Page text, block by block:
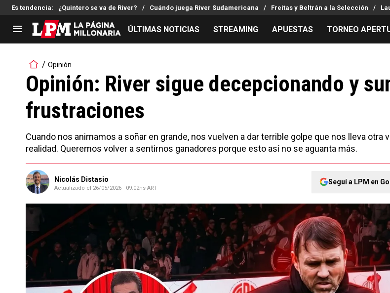
Es tendencia: ¿Quintero se va de River? Cuándo juega River Sudamericana Freitas y Beltrán a la Selección
LIGA PROFESIONAL
Noticias
Tabla de posiciones
Fixture
Reserva
Copa Sudamericana
Copa Argentina
Mercado de Pases
Análisis tácticos
Streaming
Entradas
ÚLTIMAS NOTICIAS STREAMING APUESTAS TORNEO
Opinión
Opinión: River sigue decepcionando y
frustraciones
Cuando nos animamos a soñar en grande, nos vuelven a dar terrible golpe que nos lleva otra
realidad. Queremos volver a sentirnos ganadores porque esto así no se aguanta más.
Nicolás Distasio
Actualizado el 26/05/2026 - 09:02hs ART
Seguí a LPM en